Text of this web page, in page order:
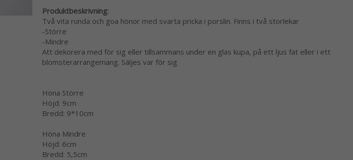
Produktbeskrivning:
Två vita runda och goa hönor med svarta pricka i porslin. Finns i två storlekar
-Större
-Mindre
Att dekorera med för sig eller tillsammans under en glas kupa, på ett ljus fat eller i ett
blomsterarrangemang. Säljes var för sig
Höna Större
Höjd: 9cm
Bredd: 9*10cm
Höna Mindre
Höjd: 6cm
Bredd: 5,5cm